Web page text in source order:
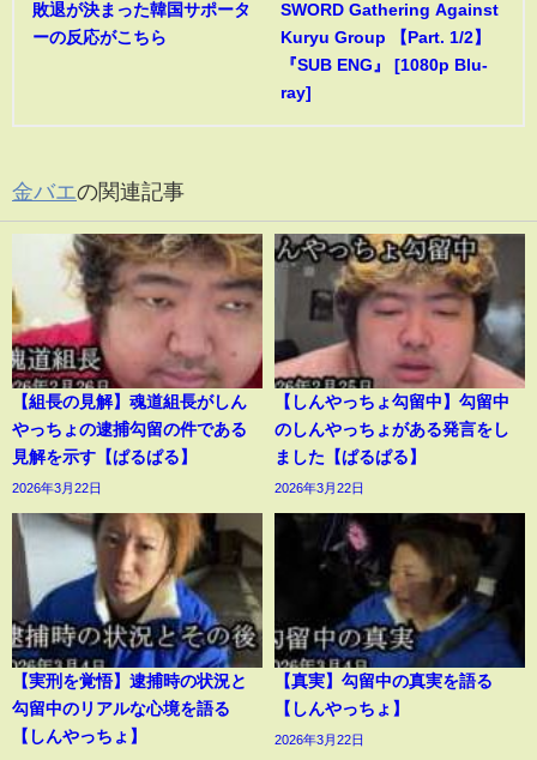
敗退が決まった韓国サポータ
ーの反応がこちら
SWORD Gathering Against
Kuryu Group 【Part. 1/2】
『SUB ENG』 [1080p Blu-
ray]
金バエの関連記事
【組長の見解】魂道組長がしん
やっちょの逮捕勾留の件である
見解を示す【ぱるぱる】
2026年3月22日
【しんやっちょ勾留中】勾留中
のしんやっちょがある発言をし
ました【ぱるぱる】
2026年3月22日
【実刑を覚悟】逮捕時の状況と
勾留中のリアルな心境を語る
【しんやっちょ】
【真実】勾留中の真実を語る
【しんやっちょ】
2026年3月22日